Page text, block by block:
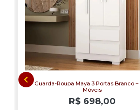
Guarda-Roupa Maya 3 Portas Branco –
Móveis
R$ 698,00